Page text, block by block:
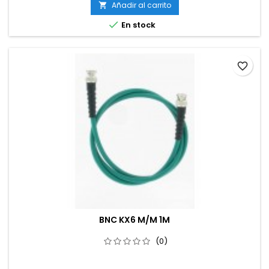
 Añadir al carrito
 En stock
BNC KX6 M/M 1M
(0)
favorite_border